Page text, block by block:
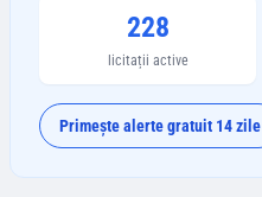
228
licitații active
Primește alerte gratuit 14 zile